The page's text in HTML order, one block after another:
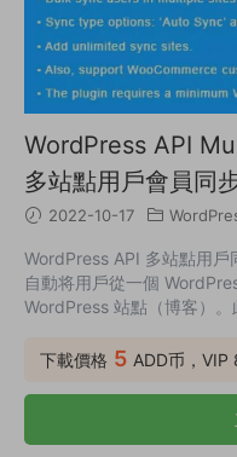
WordPress API
多站點用戶會員同
2022-10-17
WordPress API 多站點用
自動将用戶從一個
WordPress 站點（博客）。
下載價格 5 ADD币，VIP